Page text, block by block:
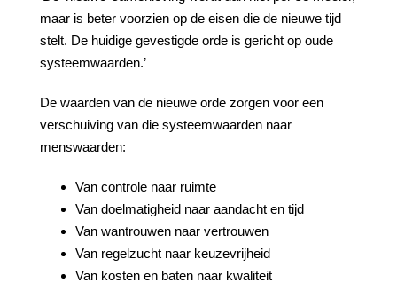
maar is beter voorzien op de eisen die de nieuwe tijd
stelt. De huidige gevestigde orde is gericht op oude
systeemwaarden.’
De waarden van de nieuwe orde zorgen voor een
verschuiving van die systeemwaarden naar
menswaarden:
Van controle naar ruimte
Van doelmatigheid naar aandacht en tijd
Van wantrouwen naar vertrouwen
Van regelzucht naar keuzevrijheid
Van kosten en baten naar kwaliteit